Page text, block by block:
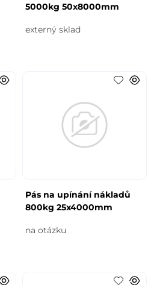
5000kg 50x8000mm
externý sklad
Pás na upínání nákladů
800kg 25x4000mm
na otázku